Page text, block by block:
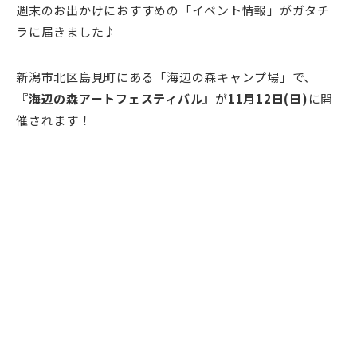
週末のお出かけにおすすめの「イベント情報」がガタチ
ラに届きました♪
新潟市北区島見町にある「海辺の森キャンプ場」で、
『海辺の森アートフェスティバル』 が11月12日(日)に開
催されます！